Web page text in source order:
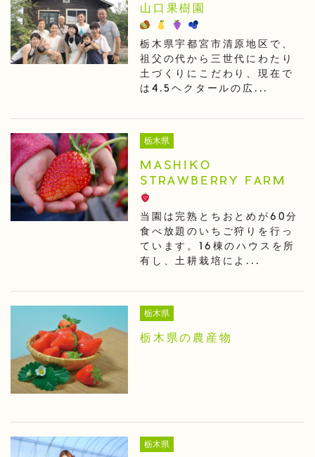
山口果樹園
栃木県宇都宮市清原地区で、
祖父の代から三世代にわたり
土づくりにこだわり、現在で
は4.5ヘクタールの広...
栃木県
MASHIKO
STRAWBERRY FARM
当園は完熟とちおとめが60分
食べ放題のいちご狩りを行っ
ています。16棟のハウスを所
有し、土耕栽培によ...
栃木県
栃木県の農産物
栃木県